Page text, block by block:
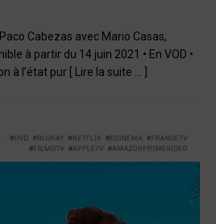
Cabezas avec Mario Casas,
à partir du 14 juin 2021 • En VOD •
à l’état pur
[ Lire la suite … ]